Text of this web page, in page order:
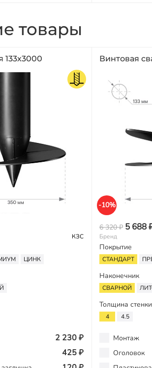
товары
133х3000
КЗС
ЦИНК
2 230 ₽
425 ₽
Винтовая
-10%
6 320 ₽ 5 688
Бренд
Покрытие
СТАНДАРТ
Наконечник
СВАРНОЙ
Толщина стенки
4 4.5
Монтаж
Оголовок